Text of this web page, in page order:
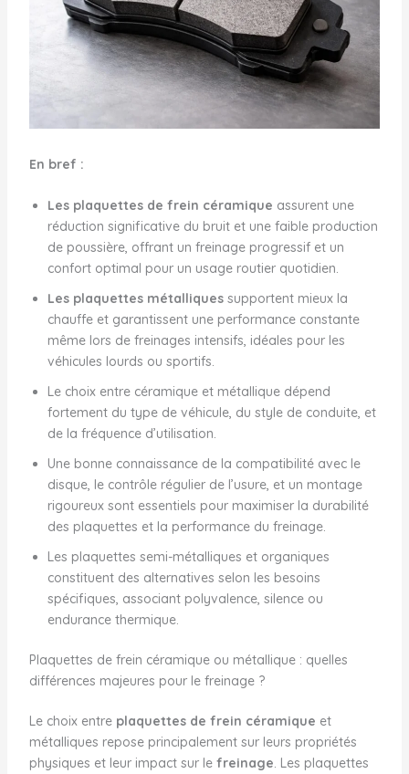
En bref :
Les plaquettes de frein céramique assurent une
réduction significative du bruit et une faible production
de poussière, offrant un freinage progressif et un
confort optimal pour un usage routier quotidien.
Les plaquettes métalliquessupportent mieux la
chauffe et garantissent une performance constante
même lors de freinages intensifs, idéales pour les
véhicules lourds ou sportifs.
Le choix entre céramique et métallique dépend
fortement du type de véhicule, du style de conduite, et
de la fréquence d’utilisation.
Une bonne connaissance de la compatibilité avec le
disque, le contrôle régulier de l’usure, et un montage
rigoureux sont essentiels pour maximiser la durabilité
des plaquettes et la performance du freinage.
Les plaquettes semi-métalliques et organiques
constituent des alternatives selon les besoins
spécifiques, associant polyvalence, silence ou
endurance thermique.
Plaquettes de frein céramique ou métallique : quelles
différences majeures pour le freinage ?
Le choix entre plaquettes de frein céramique et
métalliques repose principalement sur leurs propriétés
physiques et leur impact sur le freinage. Les plaquettes